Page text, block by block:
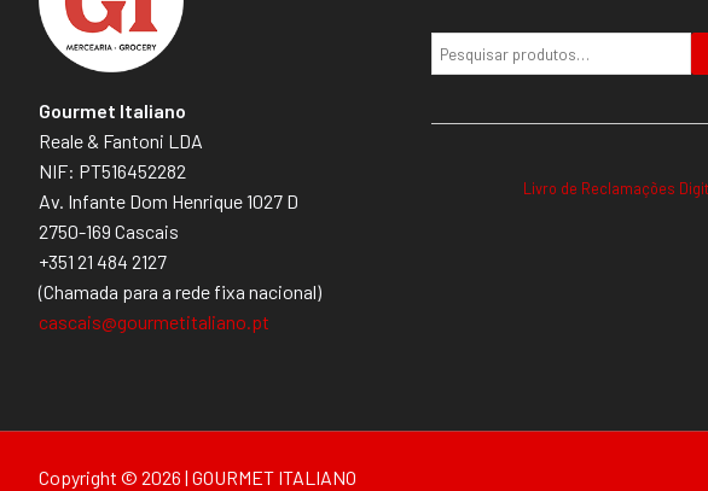
Gourmet Italiano
Reale & Fantoni LDA
NIF: PT516452282
Av. Infante Dom Henrique 1027 D
2750-169 Cascais
+351 21 484 2127
(Chamada para a rede fixa nacional)
cascais@gourmetitaliano.pt
Livro de Reclamações
Copyright © 2026 | GOURMET ITALIANO